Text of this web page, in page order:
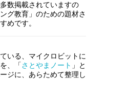
数掲載されていますの
グ教育」のための題材さ
めです。
いる、マイクロビットに
、「さとやまノート 」と
ジに、あらためて整理し